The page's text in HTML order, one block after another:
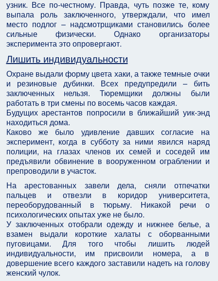
узник. Все по-честному. Правда, чуть позже те, кому
выпала роль заключенного, утверждали, что имел
место подлог – надсмотрщиками становились более
сильные физически. Однако организаторы
эксперимента это опровергают.
Лишить индивидуальности
Охране выдали форму цвета хаки, а также темные очки
и резиновые дубинки. Всех предупредили – бить
заключенных нельзя. Тюремщики должны были
работать в три смены по восемь часов каждая.
Будущих арестантов попросили в ближайший уик-энд
находиться дома.
Каково же было удивление давших согласие на
эксперимент, когда в субботу за ними явился наряд
полиции, на глазах членов их семей и соседей им
предъявили обвинение в вооруженном ограблении и
препроводили в участок.
На арестованных завели дела, сняли отпечатки
пальцев и отвезли в коридор университета,
переоборудованный в тюрьму. Никакой речи о
психологических опытах уже не было.
У заключенных отобрали одежду и нижнее белье, а
взамен выдали короткие халаты с оборванными
пуговицами. Для того чтобы лишить людей
индивидуальности, им присвоили номера, а в
довершение всего каждого заставили надеть на голову
женский чулок.